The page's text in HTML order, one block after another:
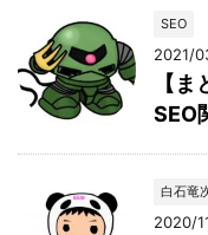
SEO
2021/
【
SEO
白石竜
2020/